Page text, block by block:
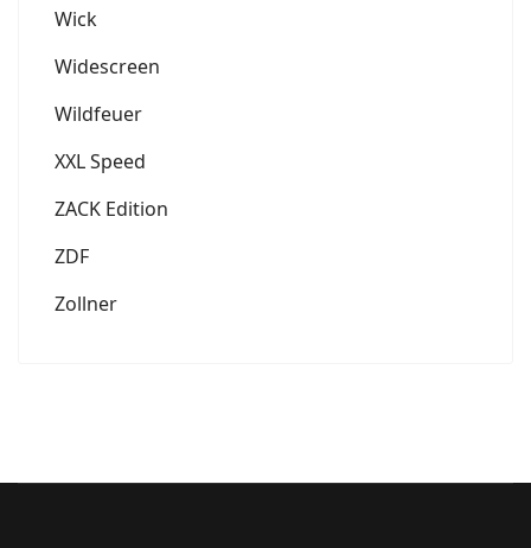
Wick
Widescreen
Wildfeuer
XXL Speed
ZACK Edition
ZDF
Zollner